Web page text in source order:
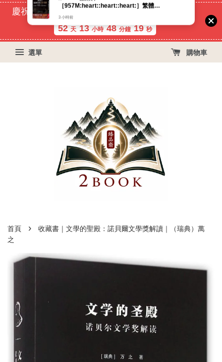
慶祝蝦皮好評過萬！買399免運費, 再立折29元
52 天 13 小時 48 分鐘 19 秒
選單 購物車
首頁 ›
收藏書｜文學的聖殿：諾貝爾文學獎解讀｜（瑞典）萬
之